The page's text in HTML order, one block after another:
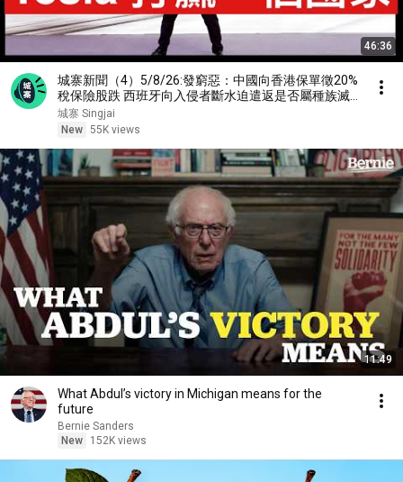
46:36
城寨新聞（4）5/8/26:發窮惡：中國向香港保單徵20%
稅保險股跌 西班牙向入侵者斷水迫遣返是否屬種族滅
絕？人為的法國世紀山火 Tesla面對內地車企圍攻 一款
Model Y走天下 點解咁犀利？
城寨 Singjai
New 55K views
11:49
What Abdul’s victory in Michigan means for the
future
Bernie Sanders
New
152K views